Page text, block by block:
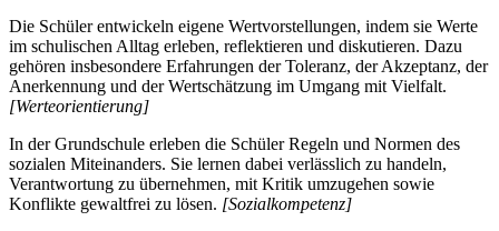
Die Schüler entwickeln eigene Wertvorstellungen, indem sie Werte
im schulischen Alltag erleben, reflektieren und diskutieren. Dazu
gehören insbesondere Erfahrungen der Toleranz, der Akzeptanz, der
Anerkennung und der Wertschätzung im Umgang mit Vielfalt.
[Werteorientierung]
In der Grundschule erleben die Schüler Regeln und Normen des
sozialen Miteinanders. Sie lernen dabei verlässlich zu handeln,
Verantwortung zu übernehmen, mit Kritik umzugehen sowie
Konflikte gewaltfrei zu lösen. [Sozialkompetenz]